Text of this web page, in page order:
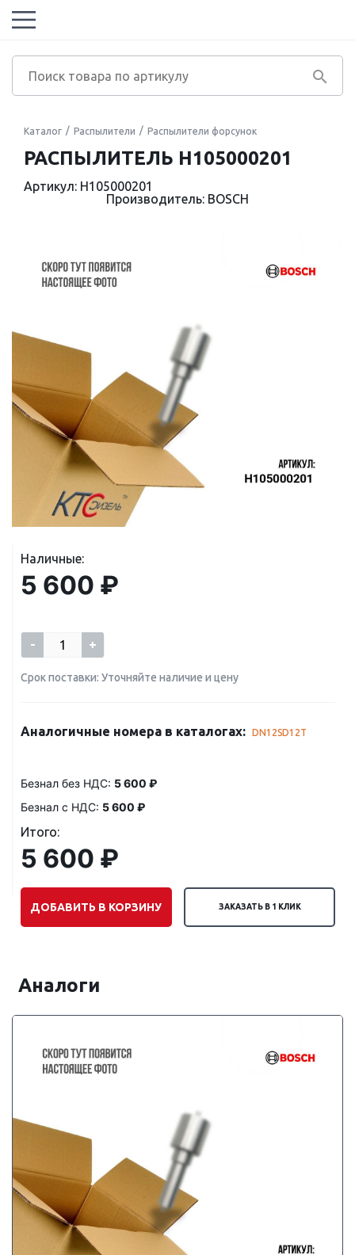
Каталог Распылители Распылители форсунок
РАСПЫЛИТЕЛЬ H105000201
Артикул: H105000201
Производитель: BOSCH
Наличные:
5 600 ₽
- +
Срок поставки: Уточняйте наличие и цену
Аналогичные номера в каталогах: DN12SD12T
Безнал без НДС: 5 600 ₽
Безнал с НДС: 5 600 ₽
Итого:
5 600 ₽
ДОБАВИТЬ В КОРЗИНУ ЗАКАЗАТЬ В 1 КЛИК
Аналоги